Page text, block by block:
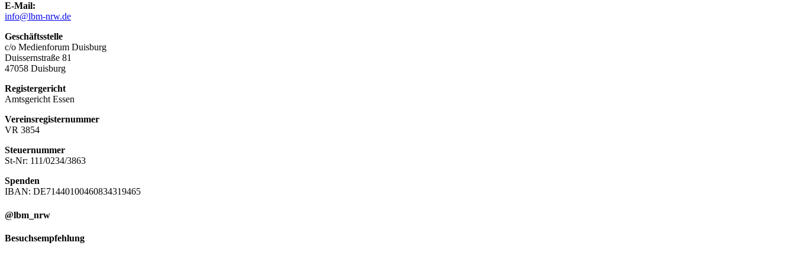
E-Mail:
info@lbm-nrw.de
Geschäftsstelle
c/o Medienforum Duisburg
Duissernstraße 81
47058 Duisburg
Registergericht
Amtsgericht Essen
Vereinsregisternummer
VR 3854
Steuernummer
St-Nr: 111/0234/3863
Spenden
IBAN: DE71440100460834319465
@lbm_nrw
Besuchsempfehlung